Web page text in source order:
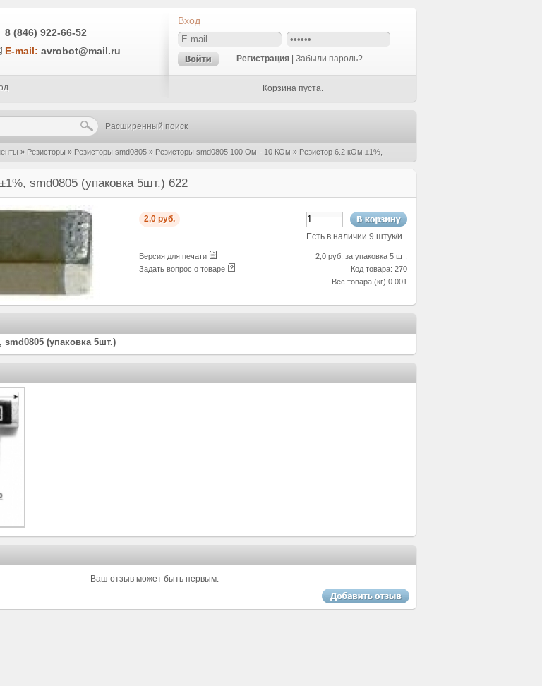
8 (846) 922-66-52
E-mail: avrobot@mail.ru
Вход
Регистрация Забыли пароль?
Корзина пуста.
Расширенный поиск
» Резисторы » Резисторы smd0805 » Резисторы smd0805 100 Ом - 10 КОм » Резистор 6.2 кОм ±1%,
smd0805 (упаковка 5шт.) 622
2,0 руб.
Есть в наличии 9 штук/и
Версия для печати
Задать вопрос о товаре
2,0 руб. за упаковка 5 шт.
Код товара: 270
Вес товара,(кг):0.001
smd0805 (упаковка 5шт.)
Ваш отзыв может быть первым.